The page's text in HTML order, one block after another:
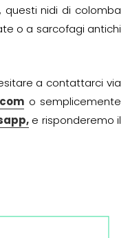
questi nidi di colomba
o a sarcofagi antichi
a contattarci via
o semplicemente
e risponderemo il